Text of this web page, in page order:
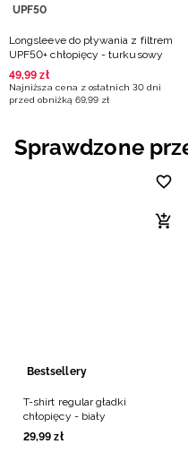
UPF50
Longsleeve do pływania z filtrem
UPF50+ chłopięcy - turkusowy
49,99 zł
Najniższa cena z ostatnich 30 dni
przed obniżką 69,99 zł
Sprawdzone
Bestsellery
T-shirt regular gładki
chłopięcy - biały
29,99 zł